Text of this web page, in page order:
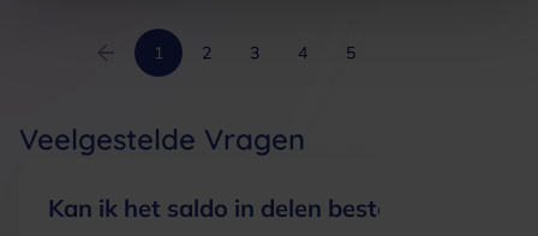
1 2 3 4 5
Veelgestelde Vragen
Kan ik het saldo in delen besteden?